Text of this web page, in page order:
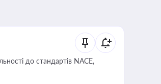
до стандартів NACE,